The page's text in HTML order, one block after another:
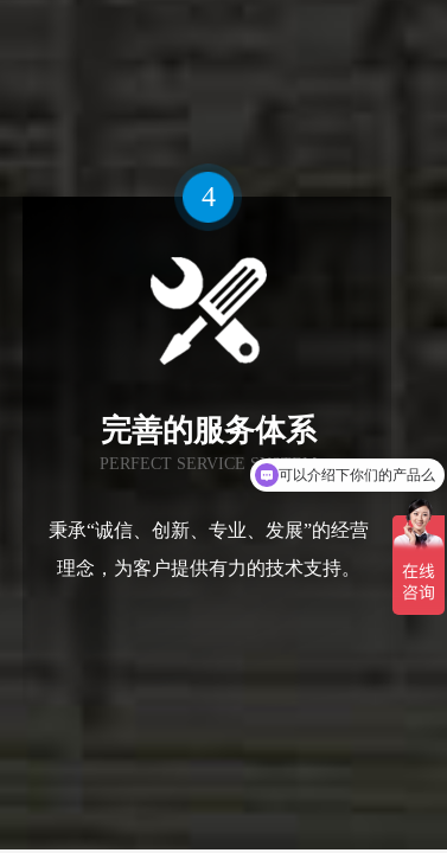
4
完善的服务体系
PERFECT SERVICE SYSTEM
秉承“诚信、创新、专业、发展”的经营
理念，为客户提供有力的技术支持。
可以介绍下你们的产品么
你们是怎么收费的呢